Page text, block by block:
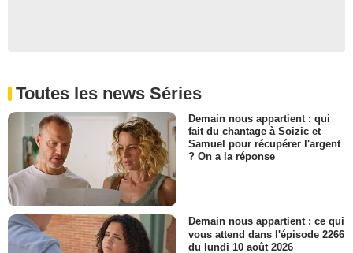
Toutes les news Séries
Demain nous appartient : qui
fait du chantage à Soizic et
Samuel pour récupérer l'argent
? On a la réponse
Demain nous appartient : ce qui
vous attend dans l'épisode 2266
du lundi 10 août 2026